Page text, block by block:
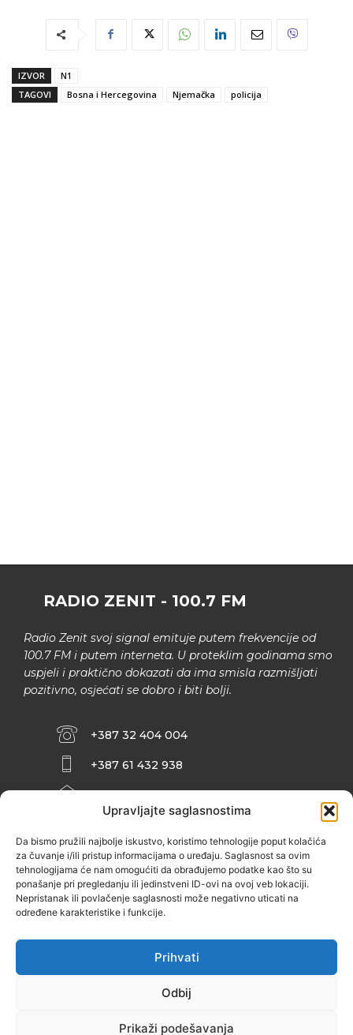
Upravljajte saglasnostima
Da bismo pružili najbolje iskustvo, koristimo tehnologije poput kolačića
za čuvanje i/ili pristup informacijama o uređaju. Saglasnost sa ovim
tehnologijama će nam omogućiti da obrađujemo podatke kao što su
ponašanje pri pregledanju ili jedinstveni ID-ovi na ovoj veb lokaciji.
Nepristanak ili povlačenje saglasnosti može negativno uticati na
određene karakteristike i funkcije.
Prihvati
Odbij
Prikaži podešavanja
IZVOR
N1
TAGOVI
Bosna i Hercegovina Njemačka policija
RADIO ZENIT - 100.7 FM
Radio Zenit svoj signal emituje putem frekvencije od
100.7 FM i putem interneta. U proteklim godinama smo
uspjeli i praktično dokazati da ima smisla razmišljati
pozitivno, osjećati se dobro i biti bolji.
+387 32 404 004
+387 61 432 938
INFO@ZENIT.BA
ZENIČANKA, 3. SPRAT), 72000 ZENICA